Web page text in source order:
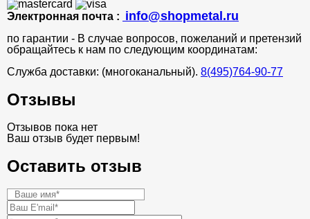
Электронная почта : info@shopmetal.ru
по гарантии - В случае вопросов, пожеланий и претензий
обращайтесь к нам по следующим координатам:
Служба доставки: (многоканальный). 8(495)764-90-77
Отзывы
Отзывов пока нет
Ваш отзыв будет первым!
Оставить отзыв